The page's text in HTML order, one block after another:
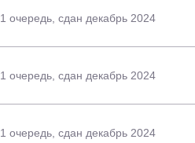
1 очередь, сдан декабрь 2024
1 очередь, сдан декабрь 2024
1 очередь, сдан декабрь 2024